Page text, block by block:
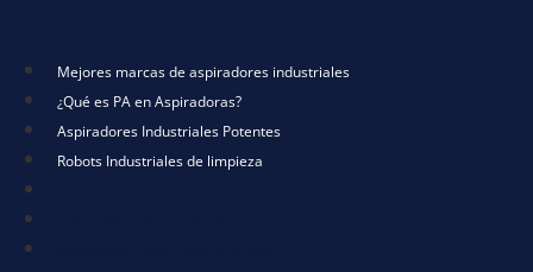
Mejores marcas de aspiradores industriales
¿Qué es PA en Aspiradoras?
Aspiradores Industriales Potentes
Robots Industriales de limpieza